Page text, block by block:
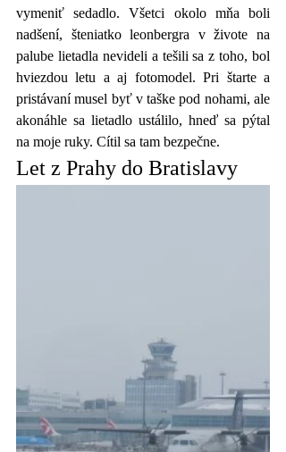
vymeniť sedadlo. Všetci okolo mňa boli
nadšení, šteniatko leonbergra v živote na
palube lietadla nevideli a tešili sa z toho, bol
hviezdou letu a aj fotomodel. Pri štarte a
pristávaní musel byť v taške pod nohami, ale
akonáhle sa lietadlo ustálilo, hneď sa pýtal
na moje ruky. Cítil sa tam bezpečne.
Let z Prahy do Bratislavy